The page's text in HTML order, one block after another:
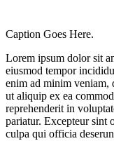
Caption Goes Here.
Lorem ipsum dolor sit
eiusmod tempor
enim ad minim veniam,
ut aliquip ex ea
reprehenderit in
pariatur. Excepteur sint
culpa qui officia